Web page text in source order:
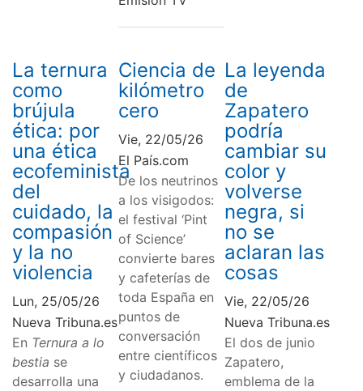
La ternura
como
brújula
ética: por
una ética
ecofeminista
del
cuidado, la
compasión
y la no
violencia
Lun, 25/05/26
Nueva Tribuna.es
En Ternura a lo
bestia se
desarrolla una
Ciencia de
kilómetro
cero
Vie, 22/05/26
El País.com
De los neutrinos
a los visigodos:
el festival ‘Pint
of Science’
convierte bares
y cafeterías de
toda España en
puntos de
conversación
entre científicos
y ciudadanos.
La leyenda
de
Zapatero
podría
cambiar su
color y
volverse
negra, si
no se
aclaran las
cosas
Vie, 22/05/26
Nueva Tribuna.es
El dos de junio
Zapatero,
emblema de la